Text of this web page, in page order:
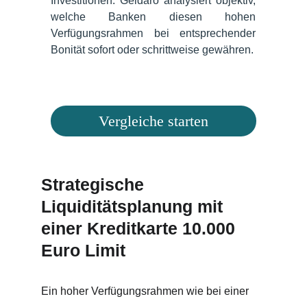
welche Banken diesen hohen
Verfügungsrahmen bei entsprechender
Bonität sofort oder schrittweise gewähren.
Vergleiche starten
Strategische
Liquiditätsplanung mit
einer Kreditkarte 10.000
Euro Limit
Ein hoher Verfügungsrahmen wie bei einer